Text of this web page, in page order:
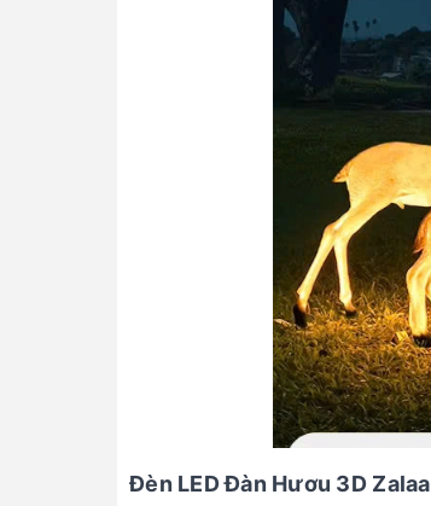
Đèn LED Đàn Hươu 3D Zalaa